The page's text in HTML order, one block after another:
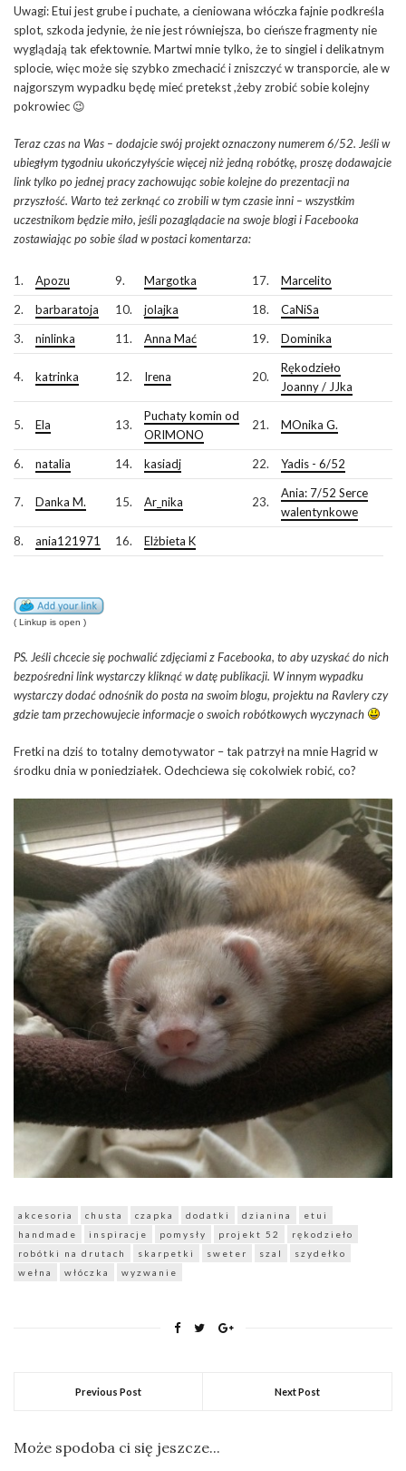
Uwagi: Etui jest grube i puchate, a cieniowana włóczka fajnie podkreśla
splot, szkoda jedynie, że nie jest równiejsza, bo cieńsze fragmenty nie
wyglądają tak efektownie. Martwi mnie tylko, że to singiel i delikatnym
splocie, więc może się szybko zmechacić i zniszczyć w transporcie, ale w
najgorszym wypadku będę mieć pretekst ,żeby zrobić sobie kolejny
pokrowiec 😉
Teraz czas na Was – dodajcie swój projekt oznaczony numerem 6/52. Jeśli w
ubiegłym tygodniu ukończyłyście więcej niż jedną robótkę, proszę dodawajcie
link tylko po jednej pracy zachowując sobie kolejne do prezentacji na
przyszłość. Warto też zerknąć co zrobili w tym czasie inni – wszystkim
uczestnikom będzie miło, jeśli pozaglądacie na swoje blogi i Facebooka
zostawiając po sobie ślad w postaci komentarza:
1. Apozu 9. Margotka 17.
Marcelito
2.
barbaratoja 10. jolajka 18.
CaNiSa
3.
ninlinka 11. Anna Mać 19. Dominika
4. katrinka 12. Irena 20.
Rękodzieło
Joanny / JJka
5. Ela 13.
Puchaty komin od
ORIMONO
21. MOnika G.
6. natalia 14. kasiadj 22. Yadis - 6/52
7. Danka M. 15. Ar_nika 23.
Ania: 7/52 Serce
walentynkowe
8.
ania121971 16. Elżbieta K
( Linkup is open )
PS. Jeśli chcecie się pochwalić zdjęciami z Facebooka, to aby uzyskać do nich
bezpośredni link wystarczy kliknąć w datę publikacji. W innym wypadku
wystarczy dodać odnośnik do posta na swoim blogu, projektu na Ravlery czy
gdzie tam przechowujecie informacje o swoich robótkowych wyczynach
Fretki na dziś to totalny demotywator – tak patrzył na mnie Hagrid w
środku dnia w poniedziałek. Odechciewa się cokolwiek robić, co?
akcesoria chusta czapka dodatki dzianina
etui
handmade
inspiracje pomysły projekt 52
rękodzieło
robótki na drutach
skarpetki sweter szal
szydełko
wełna
włóczka wyzwanie
Previous Post Next Post
Może spodoba ci się jeszcze...